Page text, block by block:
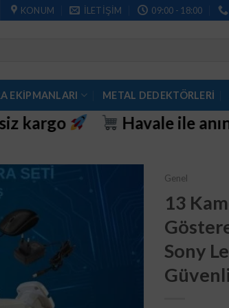
KONUM İLETIŞIM 09:00 - 18:00
EKİPMANLARI METAL DEDEKTÖRLERI
Havale ile anında sepette ek
Genel
13
Sony